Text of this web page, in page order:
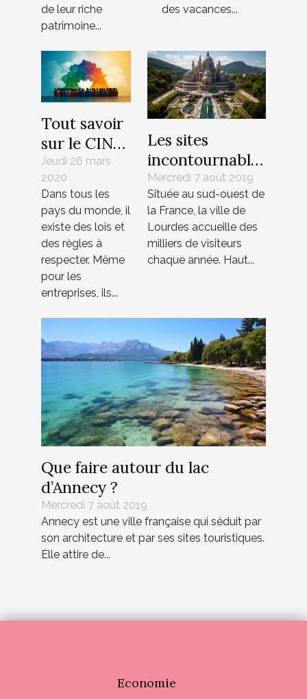
de leur riche
patrimoine...
des vacances...
Tout savoir
sur le CIN
en Inde
Jeudi 26 mars
2020
Dans tous les
pays du monde, il
existe des lois et
des règles à
respecter. Même
pour les
entreprises, ils...
Les sites
incontournables
à voir à Lourdes
Mercredi 7 août 2019
Située au sud-ouest de
la France, la ville de
Lourdes accueille des
milliers de visiteurs
chaque année. Haut...
Que faire autour du lac
d’Annecy ?
Mercredi 7 août 2019
Annecy est une ville française qui séduit par
son architecture et par ses sites touristiques.
Elle attire de...
Economie